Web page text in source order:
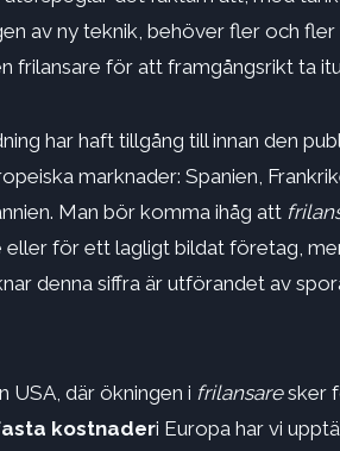
av ny teknik, behöver fler och
frilansare för att framgångsrikt ta
har haft tillgång till innan den
marknader: Spanien,
Man bör komma ihåg att
för ett lagligt bildat företag,
denna siffra är utförandet av
USA, där ökningen i frilansaresker
kostnaderi Europa har vi